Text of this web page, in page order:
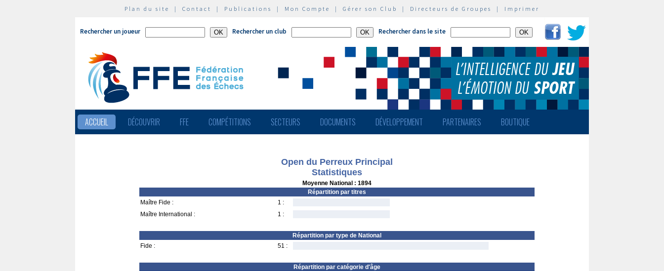
Plan du site | Contact | Publications | Mon Compte | Gérer son Club | Directeurs de Groupes | Imprimer
Rechercher un joueur Rechercher un club Rechercher dans le site
ACCUEIL DÉCOUVRIR FFE COMPÉTITIONS SECTEURS DOCUMENTS DÉVELOPPEMENT PARTENAIRES BOUTIQUE
Open du Perreux Principal
Statistiques
Moyenne National : 1894
Répartition par titres
Maître Fide :
1 :
Maître International :
1 :
Répartition par type de National
Fide :
51 :
Répartition par catégorie d'âge